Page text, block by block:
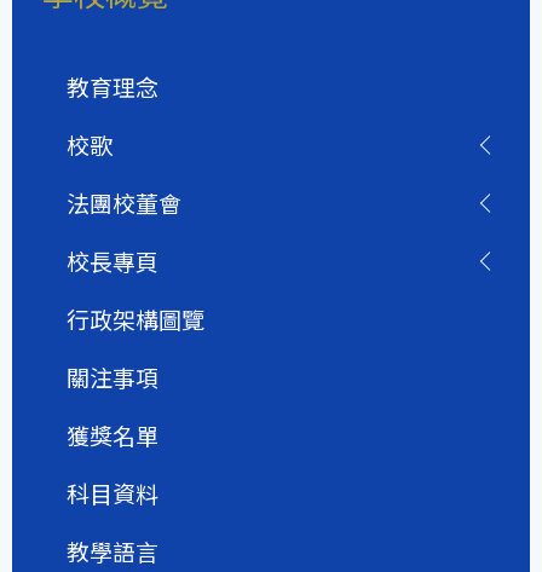
教育理念
校歌
法團校董會
校長專頁
行政架構圖覽
關注事項
獲獎名單
科目資料
教學語言